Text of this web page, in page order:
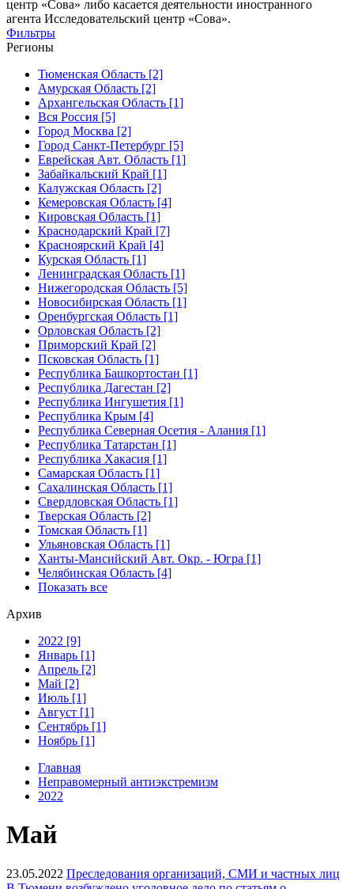
центр «Сова» либо касается деятельности иностранного
агента Исследовательский центр «Сова».
Фильтры
Регионы
Тюменская Область [2]
Амурская Область [2]
Архангельская Область [1]
Вся Россия [5]
Город Москва [2]
Город Санкт-Петербург [5]
Еврейская Авт. Область [1]
Забайкальский Край [1]
Калужская Область [2]
Кемеровская Область [4]
Кировская Область [1]
Краснодарский Край [7]
Красноярский Край [4]
Курская Область [1]
Ленинградская Область [1]
Нижегородская Область [5]
Новосибирская Область [1]
Оренбургская Область [1]
Орловская Область [2]
Приморский Край [2]
Псковская Область [1]
Республика Башкортостан [1]
Республика Дагестан [2]
Республика Ингушетия [1]
Республика Крым [4]
Республика Северная Осетия - Алания [1]
Республика Татарстан [1]
Республика Хакасия [1]
Самарская Область [1]
Сахалинская Область [1]
Свердловская Область [1]
Тверская Область [2]
Томская Область [1]
Ульяновская Область [1]
Ханты-Мансийский Авт. Окр. - Югра [1]
Челябинская Область [4]
Показать все
Архив
2022 [9]
Январь [1]
Апрель [2]
Май [2]
Июль [1]
Август [1]
Сентябрь [1]
Ноябрь [1]
Главная
Неправомерный антиэкстремизм
2022
Май
23.05.2022 Преследования организаций, СМИ и частных лиц